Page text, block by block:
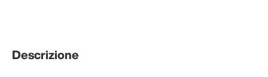
Descrizione